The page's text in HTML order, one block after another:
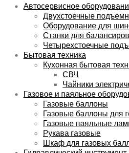
Автосервисное
Двухстоечные
Оборудование для
Станки для
Четырехстоечные
Бытовая техника
Кухонная бытовая
СВЧ
Чайники
Газовое и паяльное
Газовые баллоны
Газовые баллоны для
Газовые паяльные
Рукава газовые
Шкаф для газовых